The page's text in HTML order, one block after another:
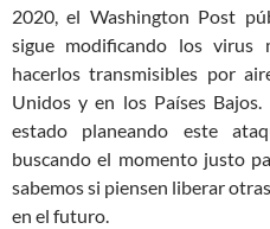
2020, el Washington Post
sigue modificando los virus
hacerlos transmisibles por
Unidos y en los Países
estado planeando este
buscando el momento justo
sabemos si piensen liberar
en el futuro.